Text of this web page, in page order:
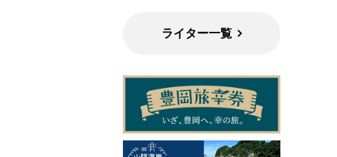
ライター一覧